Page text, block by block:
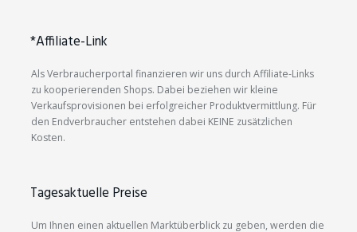
*Affiliate-Link
Als Verbraucherportal finanzieren wir uns durch Affiliate-Links
zu kooperierenden Shops. Dabei beziehen wir kleine
Verkaufsprovisionen bei erfolgreicher Produktvermittlung. Für
den Endverbraucher entstehen dabei KEINE zusätzlichen
Kosten.
Tagesaktuelle Preise
Um Ihnen einen aktuellen Marktüberblick zu geben, werden die